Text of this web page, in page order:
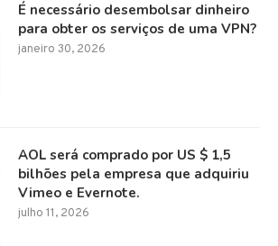
É necessário desembolsar dinheiro
para obter os serviços de uma VPN?
janeiro 30, 2026
AOL será comprado por US $ 1,5
bilhões pela empresa que adquiriu
Vimeo e Evernote.
julho 11, 2026